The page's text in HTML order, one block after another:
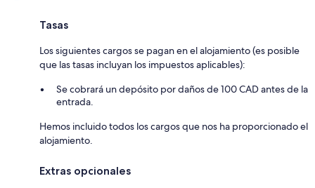
Tasas
Los siguientes cargos se pagan en el alojamiento (es posible
que las tasas incluyan los impuestos aplicables):
Se cobrará un depósito por daños de 100 CAD antes de la
entrada.
Hemos incluido todos los cargos que nos ha proporcionado el
alojamiento.
Extras opcionales